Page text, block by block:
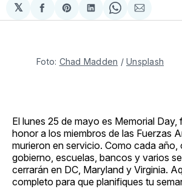
𝕏
Compartir
en
Share
on
Compartir
en
Share
on
via
Foto: Chad Madden / Unsplash
El lunes 25 de mayo es Memorial
honor a los miembros de las Fuerzas
murieron en servicio. Como cada año,
gobierno, escuelas, bancos y varios
cerrarán en DC, Maryland y Virginia.
completo para que planifiques tu